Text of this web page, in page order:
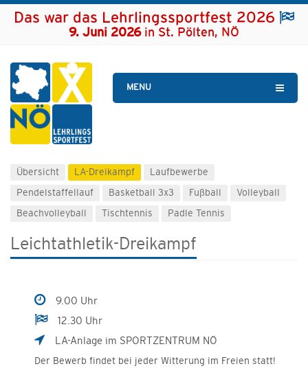
Das war das Lehrlingssportfest 2026
9. Juni 2026in St. Pölten, NÖ
MENU
Übersicht LA-Dreikampf Laufbewerbe
Pendelstaffellauf Basketball 3x3 Fußball Volleyball
Beachvolleyball Tischtennis Padle Tennis
Leichtathletik-Dreikampf
9.00 Uhr
12.30 Uhr
LA-Anlage im SPORTZENTRUM NÖ
Der Bewerb findet bei jeder Witterung im Freien statt!